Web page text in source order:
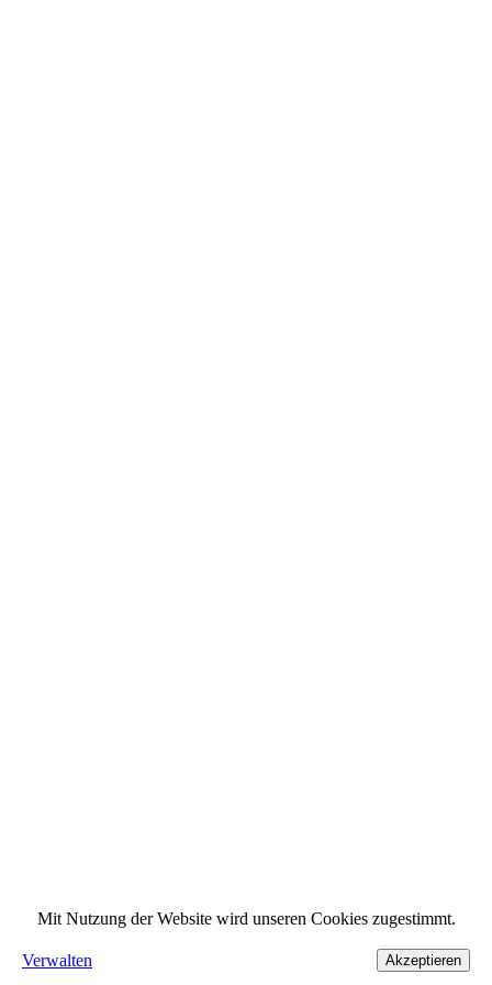
Mit Nutzung der Website wird unseren Cookies zugestimmt.
Verwalten Akzeptieren